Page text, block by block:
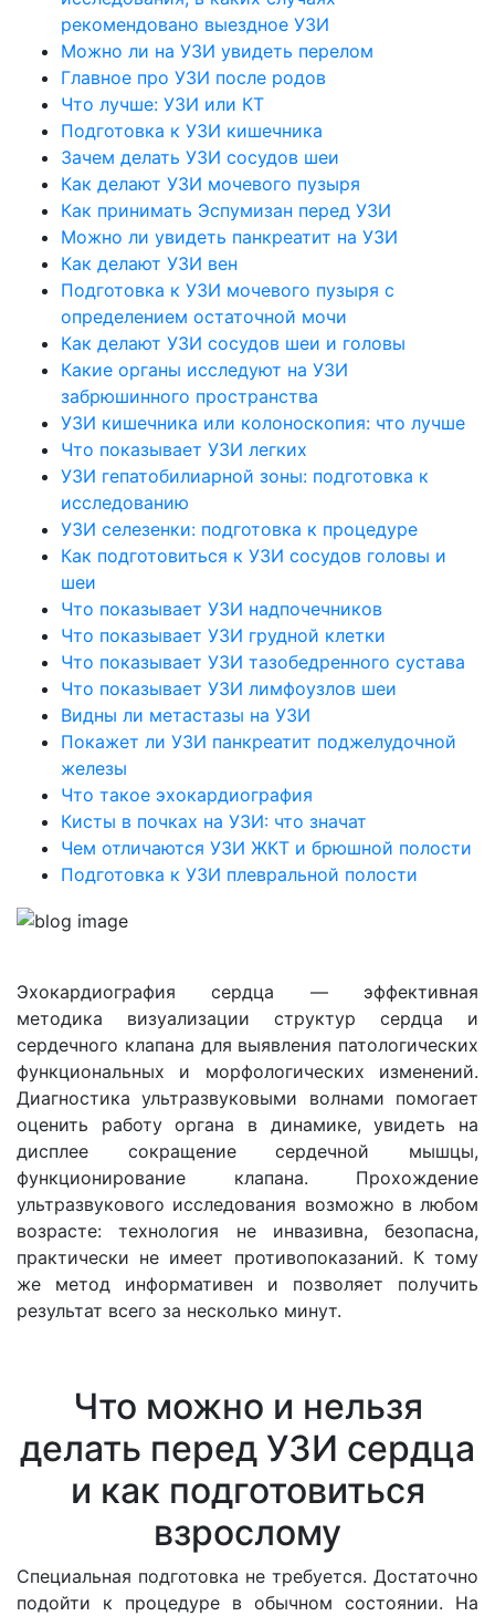
рекомендовано выездное УЗИ
Можно ли на УЗИ увидеть перелом
Главное про УЗИ после родов
Что лучше: УЗИ или КТ
Подготовка к УЗИ кишечника
Зачем делать УЗИ сосудов шеи
Как делают УЗИ мочевого пузыря
Как принимать Эспумизан перед УЗИ
Можно ли увидеть панкреатит на УЗИ
Как делают УЗИ вен
Подготовка к УЗИ мочевого пузыря с
определением остаточной мочи
Как делают УЗИ сосудов шеи и головы
Какие органы исследуют на УЗИ
забрюшинного пространства
УЗИ кишечника или колоноскопия: что лучше
Что показывает УЗИ легких
УЗИ гепатобилиарной зоны: подготовка к
исследованию
УЗИ селезенки: подготовка к процедуре
Как подготовиться к УЗИ сосудов головы и
шеи
Что показывает УЗИ надпочечников
Что показывает УЗИ грудной клетки
Что показывает УЗИ тазобедренного сустава
Что показывает УЗИ лимфоузлов шеи
Видны ли метастазы на УЗИ
Покажет ли УЗИ панкреатит поджелудочной
железы
Что такое эхокардиография
Кисты в почках на УЗИ: что значат
Чем отличаются УЗИ ЖКТ и брюшной полости
Подготовка к УЗИ плевральной полости
Эхокардиография сердца — эффективная
методика визуализации структур сердца и
сердечного клапана для выявления патологических
функциональных и морфологических изменений.
Диагностика ультразвуковыми волнами помогает
оценить работу органа в динамике, увидеть на
дисплее сокращение сердечной мышцы,
функционирование клапана. Прохождение
ультразвукового исследования возможно в любом
возрасте: технология не инвазивна, безопасна,
практически не имеет противопоказаний. К тому
же метод информативен и позволяет получить
результат всего за несколько минут.
Что можно и нельзя
делать перед УЗИ сердца
и как подготовиться
взрослому
Специальная подготовка не требуется. Достаточно
подойти к процедуре в обычном состоянии. На